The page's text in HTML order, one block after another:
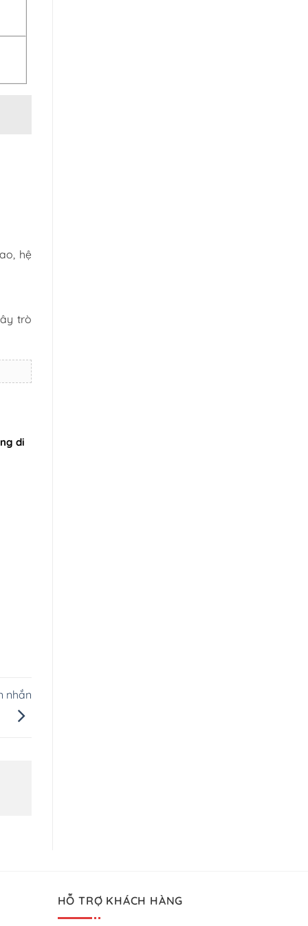
hệ
trò
di
nhắn
HỖ TRỢ KHÁCH HÀNG